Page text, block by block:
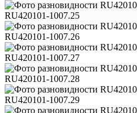
RU420101-1007.25
RU420101-1007.26
RU420101-1007.27
RU420101-1007.28
RU420101-1007.29